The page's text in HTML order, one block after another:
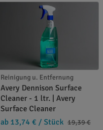
Reinigung u. Entfernung
Avery Dennison Surface
Cleaner - 1 ltr. | Avery
Surface Cleaner
ab 13,74 € / Stück 19,39 €